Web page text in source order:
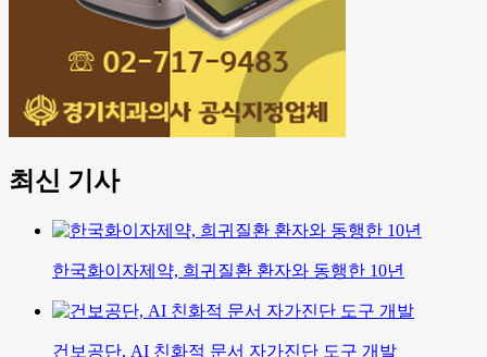
최신 기사
한국화이자제약, 희귀질환 환자와 동행한 10년
건보공단, AI 친화적 문서 자가진단 도구 개발